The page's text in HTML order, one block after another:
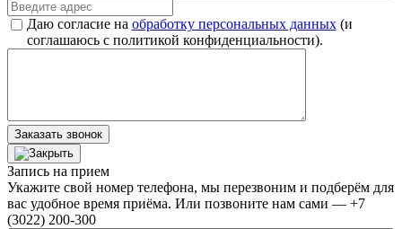
Даю согласие на обработку персональных данных(и
соглашаюсь с политикой конфиденциальности).
Заказать звонок
Запись на прием
Укажите свой номер телефона, мы перезвоним и подберём для
вас удобное время приёма. Или позвоните нам сами — +7
(3022) 200-300